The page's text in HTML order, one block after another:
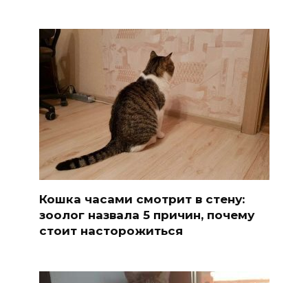
Кошка часами смотрит в стену:
зоолог назвала 5 причин, почему
стоит насторожиться